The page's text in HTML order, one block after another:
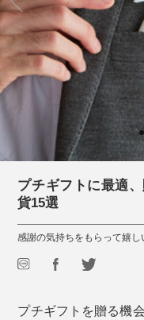
プチギフトに最適
貨15選
感謝の気持ちをもらって嬉し
プチギフトを贈る機